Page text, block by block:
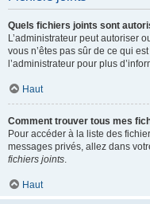
Quels fichiers joints sont
L’administrateur peut autoriser
vous n’êtes pas sûr de ce qui
l’administrateur pour plus
Haut
Comment trouver tous mes
Pour accéder à la liste des
messages privés, allez dans
fichiers joints.
Haut